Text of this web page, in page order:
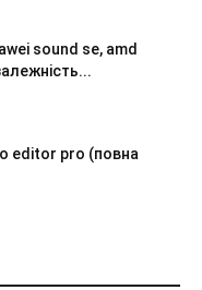
sound se, amd
editor pro (повна